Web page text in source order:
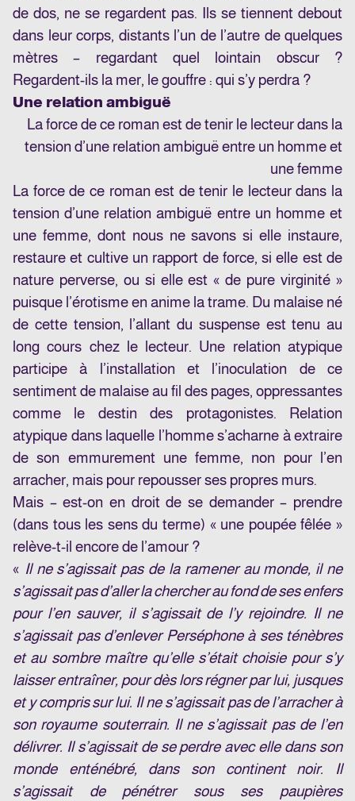
de dos, ne se regardent pas. Ils se tiennent debout
dans leur corps, distants l’un de l’autre de quelques
mètres – regardant quel lointain obscur ?
Regardent-ils la mer, le gouffre : qui s’y perdra ?
Une relation ambiguë
La force de ce roman est de tenir le lecteur dans la
tension d’une relation ambiguë entre un homme et
une femme
La force de ce roman est de tenir le lecteur dans la
tension d’une relation ambiguë entre un homme et
une femme, dont nous ne savons si elle instaure,
restaure et cultive un rapport de force, si elle est de
nature perverse, ou si elle est « de pure virginité »
puisque l’érotisme en anime la trame. Du malaise né
de cette tension, l’allant du suspense est tenu au
long cours chez le lecteur. Une relation atypique
participe à l’installation et l’inoculation de ce
sentiment de malaise au fil des pages, oppressantes
comme le destin des protagonistes. Relation
atypique dans laquelle l’homme s’acharne à extraire
de son emmurement une femme, non pour l’en
arracher, mais pour repousser ses propres murs.
Mais – est-on en droit de se demander – prendre
(dans tous les sens du terme) « une poupée fêlée »
relève-t-il encore de l’amour ?
« Il ne s’agissait pas de la ramener au monde, il ne
s’agissait pas d’aller la chercher au fond de ses enfers
pour l’en sauver, il s’agissait de l’y rejoindre. Il ne
s’agissait pas d’enlever Perséphone à ses ténèbres
et au sombre maître qu’elle s’était choisie pour s’y
laisser entraîner, pour dès lors régner par lui, jusques
et y compris sur lui. Il ne s’agissait pas de l’arracher à
son royaume souterrain. Il ne s’agissait pas de l’en
délivrer. Il s’agissait de se perdre avec elle dans son
monde enténébré, dans son continent noir. Il
s’agissait de pénétrer sous ses paupières